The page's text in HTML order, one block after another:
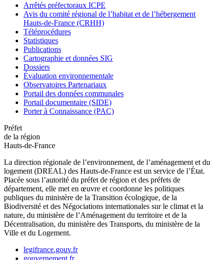
Arrêtés préfectoraux ICPE
Avis du comité régional de l’habitat et de l’hébergement
Hauts-de-France (CRHH)
Téléprocédures
Statistiques
Publications
Cartographie et données SIG
Dossiers
Évaluation environnementale
Observatoires Partenariaux
Portail des données communales
Portail documentaire (SIDE)
Porter à Connaissance (PAC)
Préfet
de la région
Hauts-de-France
La direction régionale de l’environnement, de l’aménagement et du
logement (DREAL) des Hauts-de-France est un service de l’État.
Placée sous l’autorité du préfet de région et des préfets de
département, elle met en œuvre et coordonne les politiques
publiques du ministère de la Transition écologique, de la
Biodiversité et des Négociations internationales sur le climat et la
nature, du ministère de l’Aménagement du territoire et de la
Décentralisation, du ministère des Transports, du ministère de la
Ville et du Logement.
legifrance.gouv.fr
gouvernement.fr